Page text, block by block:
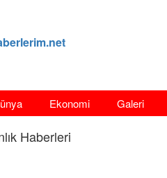
Ekonomi Galeri
Haberleri